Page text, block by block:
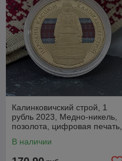
Калинковичский строй, 1
рубль 2023, Медно-никель,
позолота, цифровая печать,
В наличии